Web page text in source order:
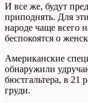
И все же, будут
приподнять. Для
народе чаще всего
беспокоятся о
Американские
обнаружили
бюстгальтера, в 21
груди.